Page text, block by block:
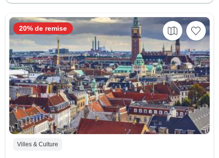
Villes & Culture
20% de remise